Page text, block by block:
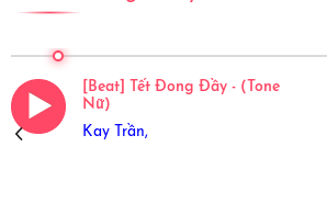
[Beat] Tết Đong Đầy - (Tone
Nữ)
Kay Trần,